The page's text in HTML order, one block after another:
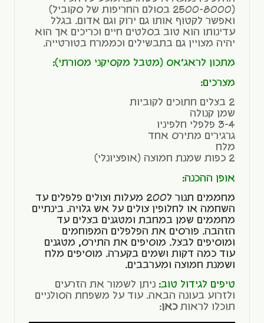
(2500-8000 בסולם החריפות של סקוביל)
ואפשר לקטוף אותו גם ירוק וגם אדום. בגלל
עדינותו הוא טוב בסלטים חיים וכריכים אך הוא
יהיה מצויין גם בתבשילים וכממרח בטורטייה.
מתכון לראג'אס (מטבל מקסיקני מסורתי):
מצרכים:
2 בצלים חתוכים לקוביות
שמן קנולה
3-4 פלפלי חלפיניו
גרגירים מתירס אחד
מלח
2 כפות שמנת חמוצה (אופציונלי)
אופן ההכנה:
מחממים תנור ל200 מעלות וצולים פלפלים עד
השחמה או לחלופין צולים על אש גלויה. בינתיים
מחממים שמן במחבת ומטגנים בצלים עד
הזהבה. פורסים את הפלפלים המפוחמים
ומוסיפים לבצל. מוסיפים את התירס, מטגנים
עוד כמה דקות ושמים בקערה. מוסיפים מלח
ושמנת חמוצה ומערבבים.
טיפים לגידול טוב: ניתן לשמור את הזרעים
ולזרוע בעונה הבאה. עוד על משפחת הסולניים
תוכלו לראותכאן: